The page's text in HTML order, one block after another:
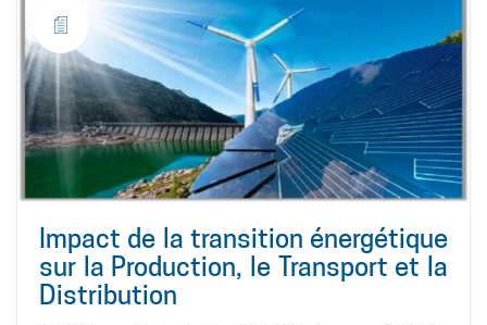
Impact de la transition énergétique
sur la Production, le Transport et la
Distribution